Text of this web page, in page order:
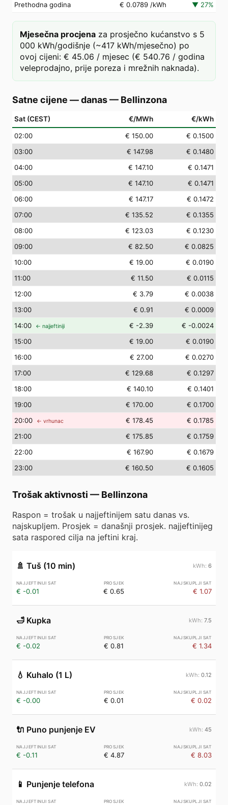
Prethodna godina
€ 0.0789 /kWh ▼ 27%
Mjesečna procjena za prosječno kućanstvo s 5
000 kWh/godišnje (~417 kWh/mjesečno) po
ovoj cijeni: € 45.06 / mjesec (€ 540.76 / godina
veleprodajno, prije poreza i mrežnih naknada).
Satne cijene — danas— Bellinzona
Sat (CEST) €/MWh €/kWh
02:00 € 150.00
€ 0.1500
03:00 € 147.98
€ 0.1480
04:00 € 147.10
€ 0.1471
05:00 € 147.10
€ 0.1471
06:00 € 147.17
€ 0.1472
07:00 € 135.52
€ 0.1355
08:00 € 123.03
€ 0.1230
09:00 € 82.50
€ 0.0825
10:00 € 19.00
€ 0.0190
11:00 € 11.50
€ 0.0115
12:00 € 3.79
€ 0.0038
13:00 € 0.91
€ 0.0009
14:00 ← najjeftiniji € -2.39
€ -0.0024
15:00 € 19.00
€ 0.0190
16:00 € 27.00
€ 0.0270
17:00 € 129.68
€ 0.1297
18:00 € 140.10
€ 0.1401
19:00 € 170.00
€ 0.1700
20:00 ← vrhunac € 178.45
€ 0.1785
21:00 € 175.85
€ 0.1759
22:00 € 167.90
€ 0.1679
23:00 € 160.50 € 0.1605
Trošak aktivnosti — Bellinzona
Raspon = trošak u najjeftinijem satu danas vs.
najskupljem. Prosjek = današnji prosjek. najjeftinijeg
sata raspored cilja na jeftini kraj.
🚿 Tuš (10 min) 6
€ -0.01 € 0.65 € 1.07
🛁 Kupka 7.5
€ -0.02 € 0.81 € 1.34
💧 Kuhalo (1 L) 0.12
€ -0.00 € 0.01 € 0.02
🔌 Puno punjenje EV 45
€ -0.11 € 4.87 € 8.03
📱 Punjenje telefona 0.02